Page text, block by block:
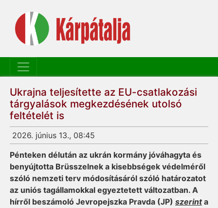
Ukrajna teljesítette az EU-csatlakozási
tárgyalások megkezdésének utolsó
feltételét is
2026. június 13., 08:45
Pénteken délután az ukrán kormány jóváhagyta és
benyújtotta Brüsszelnek a kisebbségek védelméről
szóló nemzeti terv módosításáról szóló határozatot
az uniós tagállamokkal egyeztetett változatban. A
hírről beszámoló Jevropejszka Pravda (JP) szerinta